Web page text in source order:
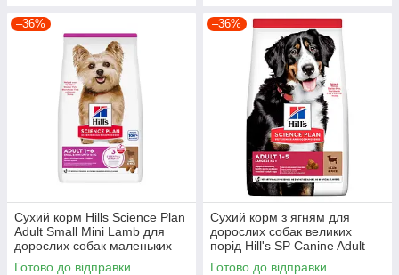
–36%
Сухий корм Hills Science Plan
Adult Small Mini Lamb для
дорослих собак маленьких
порід Хіллс 1.5 кг. з ягням
Готово до відправки
–36%
Сухий корм з ягням для
дорослих собак великих
порід Hill's SP Canine Adult
Large Breed Lamb & Rice 14кг
Готово до відправки